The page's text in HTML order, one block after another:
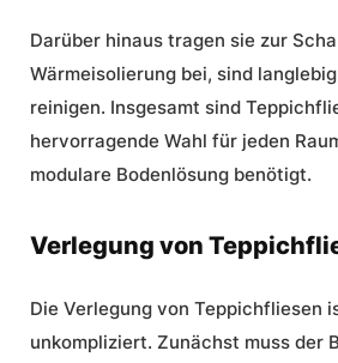
Darüber hinaus tragen sie zur
Wärmeisolierung bei, sind
reinigen. Insgesamt sind
hervorragende Wahl für jeden
modulare Bodenlösung benötigt.
Verlegung von
Die Verlegung von Teppichfliesen
unkompliziert. Zunächst muss der